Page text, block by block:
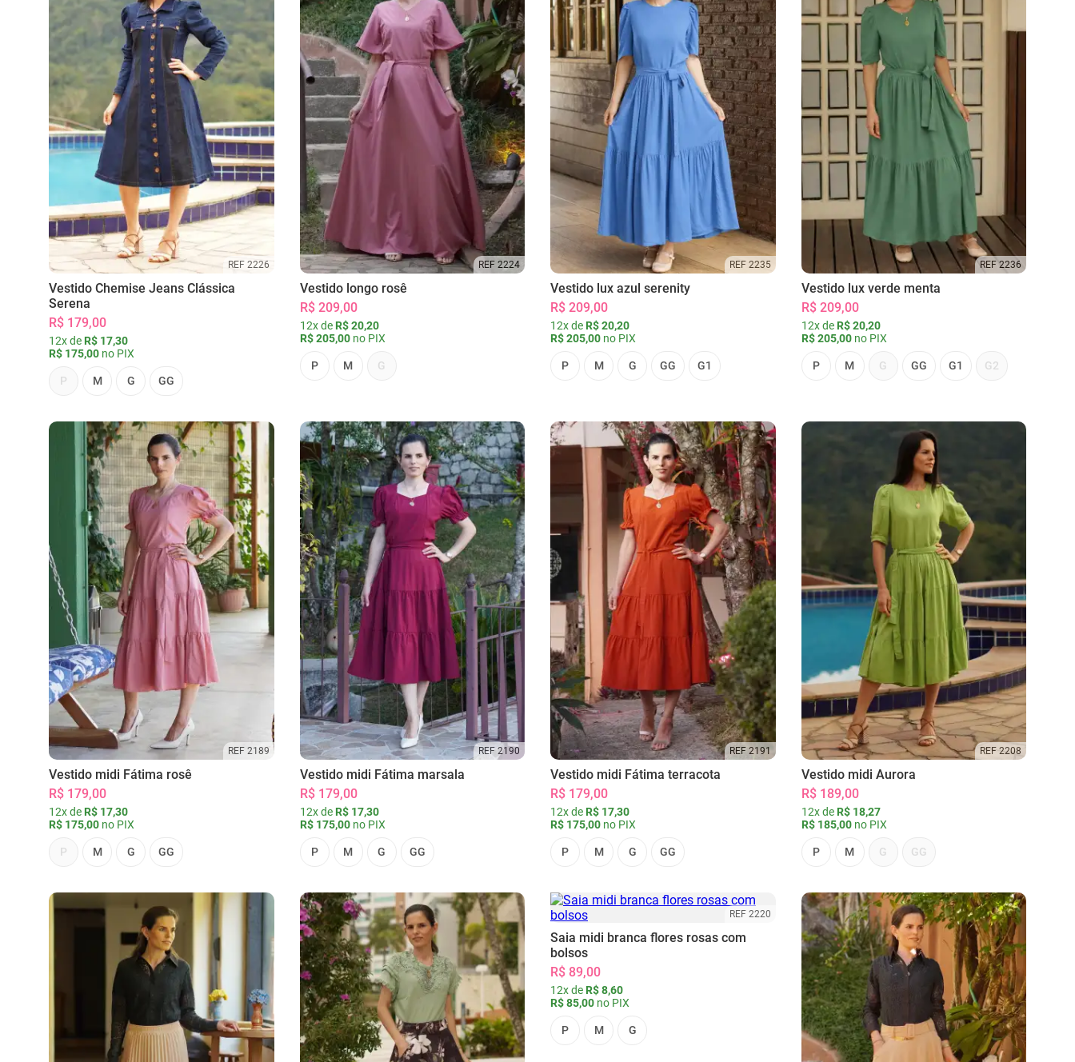
REF 2226
Vestido Chemise Jeans Clássica
Serena
R$ 179,00
12x de R$ 17,30
R$ 175,00 no PIX
P M G GG
REF 2224
Vestido longo rosê
R$ 209,00
12x de R$ 20,20
R$ 205,00no PIX
P M G
REF 2235
Vestido lux azul serenity
R$ 209,00
12x de R$ 20,20
R$ 205,00 no PIX
P M G GG G1
REF 2236
Vestido lux verde menta
R$ 209,00
12x de R$ 20,20
R$ 205,00no PIX
P M G GG G1 G2
REF 2189
Vestido midi Fátima rosê
R$ 179,00
12x de R$ 17,30
R$ 175,00 no PIX
P M G GG
REF 2190
Vestido midi Fátima marsala
R$ 179,00
12x de R$ 17,30
R$ 175,00no PIX
P M G GG
REF 2191
Vestido midi Fátima terracota
R$ 179,00
12x de R$ 17,30
R$ 175,00 no PIX
P M G GG
REF 2208
Vestido midi Aurora
R$ 189,00
12x de R$ 18,27
R$ 185,00no PIX
P M G GG
REF 2220
Saia midi branca flores rosas com
bolsos
R$ 89,00
12x de R$ 8,60
R$ 85,00 no PIX
P M G